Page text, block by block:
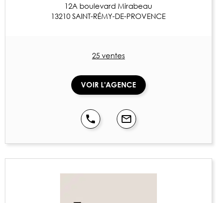
12A boulevard Mirabeau
13210 SAINT-RÉMY-DE-PROVENCE
25 ventes
VOIR L'AGENCE